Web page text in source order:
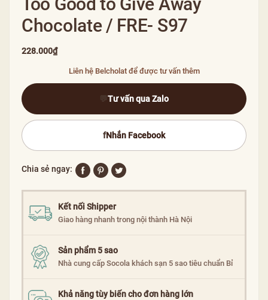
Chocolate / FRE- S97
228.000₫
Liên hệ Belcholat để được tư vấn thêm
Tư vấn qua Zalo
fNhắn Facebook
Chia sẻ ngay:
Kết nối Shipper
Giao hàng nhanh trong nội thành Hà Nội
Sản phẩm 5 sao
Nhà cung cấp Socola khách sạn 5 sao tiêu chuẩn Bỉ
Khả năng tùy biến cho đơn hàng lớn